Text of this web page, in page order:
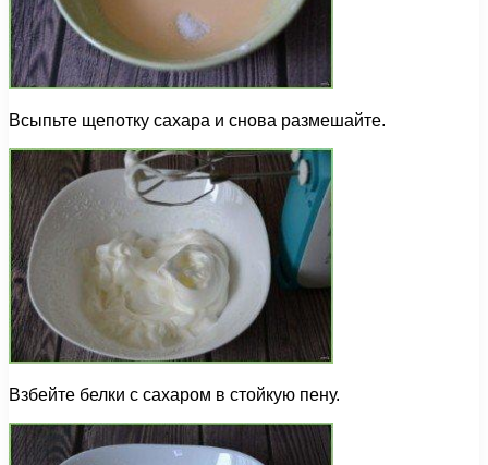
Всыпьте щепотку сахара и снова размешайте.
Взбейте белки с сахаром в стойкую пену.